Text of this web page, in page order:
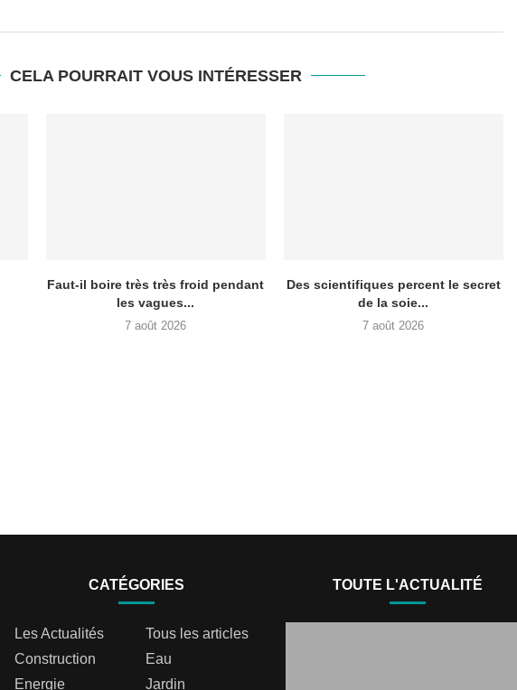
CELA POURRAIT VOUS INTÉRESSER
Faut-il boire très très froid pendant
les vagues...
7 août 2026
Des scientifiques percent le secret
de la soie...
7 août 2026
CATÉGORIES
Les Actualités
Tous les articles
Construction
Eau
Energie
Jardin
TOUTE L'ACTUALITÉ